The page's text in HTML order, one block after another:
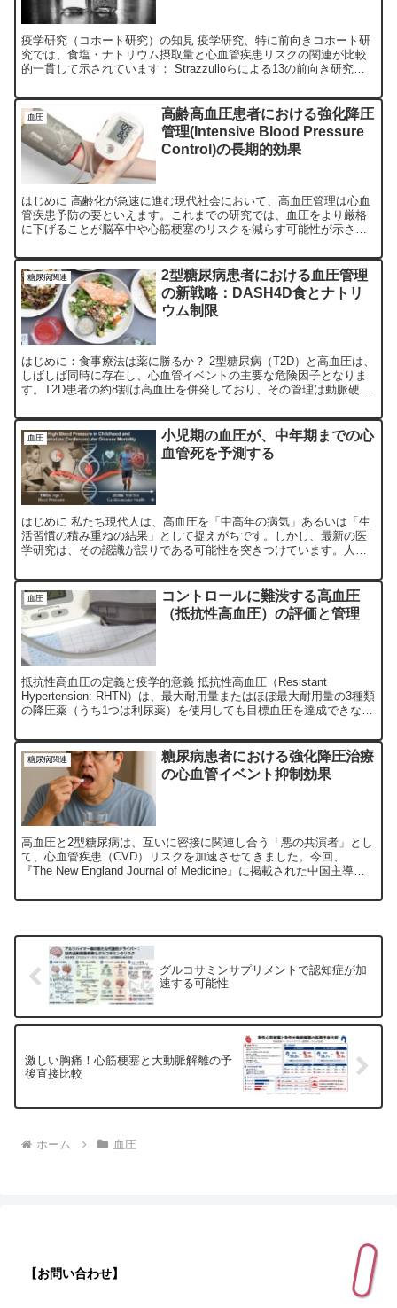
疫学研究（コホート研究）の知見 疫学研究、特に前向きコホート研
究では、食塩・ナトリウム摂取量と心血管疾患リスクの関連が比較
的一貫して示されています： Strazzulloらによる13の前向き研究
血圧
高齢高血圧患者における強化降圧
管理(Intensive Blood Pressure
Control)の長期的効果
はじめに 高齢化が急速に進む現代社会において、高血圧管理は心血
管疾患予防の要といえます。これまでの研究では、血圧をより厳格
に下げることが脳卒中や心筋梗塞のリスクを減らす可能性が示され
糖尿病関連
2型糖尿病患者における血圧管理
の新戦略：DASH4D食とナトリ
ウム制限
はじめに：食事療法は薬に勝るか？ 2型糖尿病（T2D）と高血圧は、
しばしば同時に存在し、心血管イベントの主要な危険因子となりま
す。T2D患者の約8割は高血圧を併発しており、その管理は動脈硬化
血圧
小児期の血圧が、中年期までの心
血管死を予測する
はじめに 私たち現代人は、高血圧を「中高年の病気」あるいは「生
活習慣の積み重ねの結果」として捉えがちです。しかし、最新の医
学研究は、その認識が誤りである可能性を突きつけています。人生
血圧
コントロールに難渋する高血圧
（抵抗性高血圧）の評価と管理
抵抗性高血圧の定義と疫学的意義 抵抗性高血圧（Resistant
Hypertension: RHTN）は、最大耐用量またはほぼ最大耐用量の3種類
の降圧薬（うち1つは利尿薬）を使用しても目標血圧を達成できない
糖尿病関連
糖尿病患者における強化降圧治療
の心血管イベント抑制効果
高血圧と2型糖尿病は、互いに密接に関連し合う「悪の共演者」とし
て、心血管疾患（CVD）リスクを加速させてきました。今回、
『The New England Journal of Medicine』に掲載された中国主導の
グルコサミンサプリメントで認知症が加
速する可能性
激しい胸痛！心筋梗塞と大動脈解離の予
後直接比較
ホーム 血圧
【お問い合わせ】